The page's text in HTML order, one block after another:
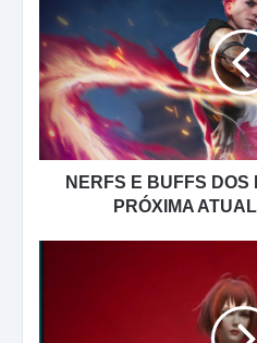
BUFFS
DOS
PERSONAGENS
DA
PRÓXIMA
ATUALIZAÇÃO
OB48
NERFS E BUFFS
PRÓXIMA